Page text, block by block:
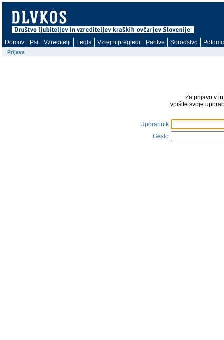
Domov Psi Vzreditelji Legla Vzrejni pregledi Paritve Sorodstvo
Prijava
Za prijavo v
vpišite svoje
Uporabnik
Geslo